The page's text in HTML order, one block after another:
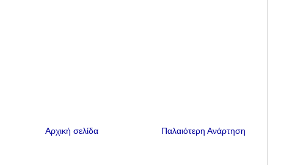
Παλαιότερη Ανάρτηση
Αρχική σελίδα